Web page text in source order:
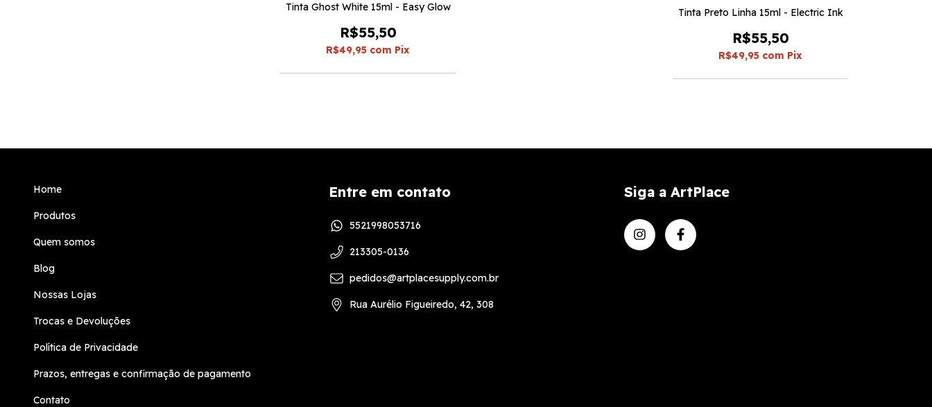
Tinta Ghost White 15ml - Easy Glow
R$55,50
R$49,95 com Pix
Tinta Preto Linha 15ml - Electric Ink
R$55,50
R$49,95 com Pix
Home
Produtos
Quem somos
Blog
Nossas Lojas
Trocas e Devoluções
Política de Privacidade
Prazos, entregas e confirmação de pagamento
Contato
Entre em contato
5521998053716
213305-0136
pedidos@artplacesupply.com.br
Rua Aurélio Figueiredo, 42, 308
Siga a ArtPlace